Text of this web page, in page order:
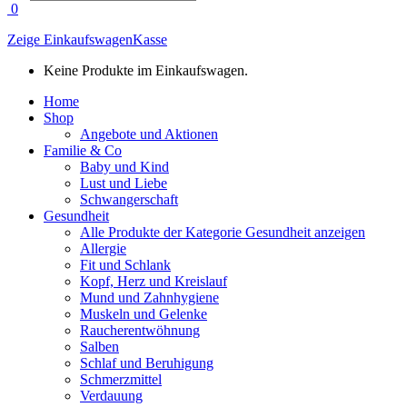
0
Zeige EinkaufswagenKasse
Keine Produkte im Einkaufswagen.
Home
Shop
Angebote und Aktionen
Familie & Co
Baby und Kind
Lust und Liebe
Schwangerschaft
Gesundheit
Alle Produkte der Kategorie Gesundheit anzeigen
Allergie
Fit und Schlank
Kopf, Herz und Kreislauf
Mund und Zahnhygiene
Muskeln und Gelenke
Raucherentwöhnung
Salben
Schlaf und Beruhigung
Schmerzmittel
Verdauung